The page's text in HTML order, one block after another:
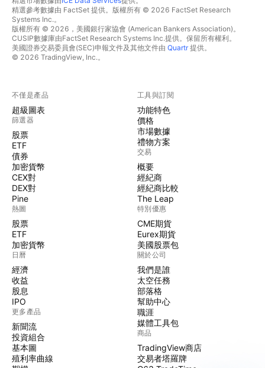
精選參考數據由 FactSet 提供。版權所有 © 2026 FactSet Research
Systems Inc.。
版權所有 © 2026，美國銀行家協會 (American Bankers Association)。
CUSIP數據庫由FactSet Research Systems Inc.提供。保留所有權利。
美國證券交易委員會(SEC)申報文件及其他文件由 Quartr提供。
© 2026 TradingView, Inc.。
不僅是產品
超級圖表
篩選器
股票
ETF
債券
加密貨幣
CEX對
DEX對
Pine
熱圖
股票
ETF
加密貨幣
日曆
經濟
收益
股息
IPO
更多產品
新聞流
投資組合
基本圖
殖利率曲線
工具與訂閱
功能特色
價格
市場數據
禮物方案
交易
概要
經紀商
經紀商比較
The Leap
特別優惠
CME期貨
Eurex期貨
美國股票包
關於公司
我們是誰
太空任務
部落格
幫助中心
職涯
媒體工具包
商品
TradingView商店
交易者塔羅牌